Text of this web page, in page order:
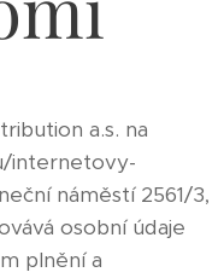
a.s. na
internetovy-
náměstí 2561/3,
osobní údaje
plnění a